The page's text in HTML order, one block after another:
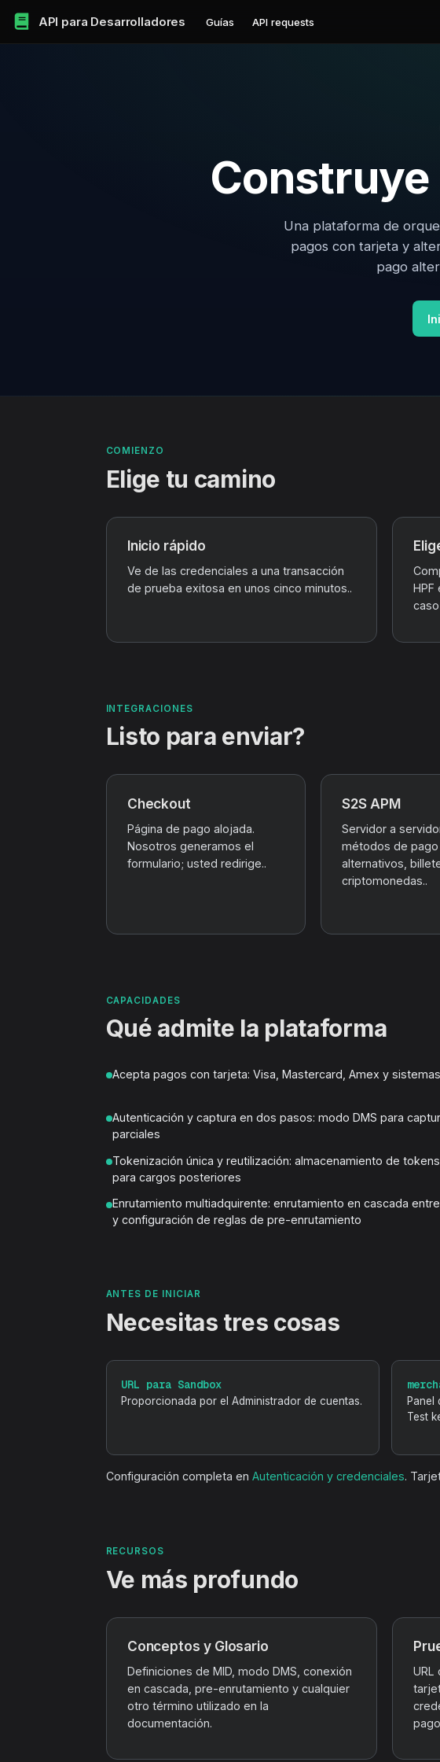
API para Desarrolladores Guías API requests
Construye
Una plataforma de
pagos con tarjeta y
pago
COMIENZO
Elige tu camino
Inicio rápido
Ve de las credenciales a una transacción
de prueba exitosa en unos cinco minutos..
HPF
INTEGRACIONES
Listo para enviar?
Checkout
Página de pago alojada.
Nosotros generamos el
formulario; usted redirige..
S2S APM
Servidor a
métodos de pago
alternativos,
criptomonedas..
CAPACIDADES
Qué admite la plataforma
Acepta pagos con tarjeta: Visa, Mastercard, Amex y
Autenticación y captura en dos pasos: modo DMS para
parciales
Tokenización única y reutilización: almacenamiento de
para cargos posteriores
Enrutamiento multiadquirente: enrutamiento en cascada
y configuración de reglas de pre-enrutamiento
ANTES DE INICIAR
Necesitas tres cosas
URL para Sandbox
Proporcionada por el Administrador de cuentas.
Panel
Test
Configuración completa en Autenticación y credenciales.
RECURSOS
Ve más profundo
Conceptos y Glosario
Definiciones de MID, modo DMS, conexión
en cascada, pre-enrutamiento y cualquier
otro término utilizado en la
documentación.
URL